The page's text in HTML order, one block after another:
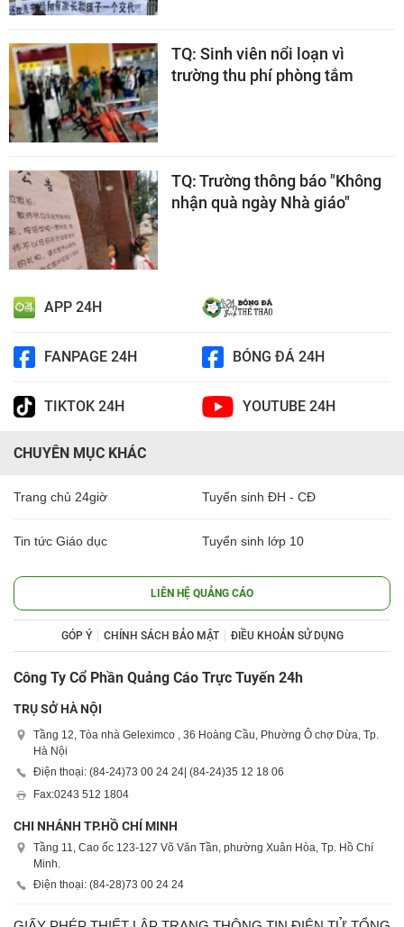
TQ: Sinh viên nổi loạn vì
trường thu phí phòng tắm
TQ: Trường thông báo "Không
nhận quà ngày Nhà giáo"
APP 24H
FANPAGE 24H BÓNG ĐÁ 24H
TIKTOK 24H YOUTUBE 24H
CHUYÊN MỤC KHÁC
Trang chủ 24giờ Tuyển sinh ĐH - CĐ
Tin tức Giáo dục Tuyển sinh lớp 10
LIÊN HỆ QUẢNG CÁO
GÓP Ý CHÍNH SÁCH BẢO MẬT ĐIỀU KHOẢN SỬ DỤNG
Công Ty Cổ Phần Quảng Cáo Trực Tuyến 24h
TRỤ SỞ HÀ NỘI
Tầng 12, Tòa nhà Geleximco , 36 Hoàng Cầu, Phường Ô chợ Dừa, Tp.
Hà Nội
Điện thoại: (84-24)73 00 24 24 | (84-24)35 12 18 06
Fax:0243 512 1804
CHI NHÁNH TP.HỒ CHÍ MINH
Tầng 11, Cao ốc 123-127 Võ Văn Tần, phường Xuân Hòa, Tp. Hồ Chí
Minh.
Điện thoại: (84-28)73 00 24 24